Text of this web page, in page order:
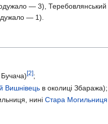
— 3),
— 1).
Бучача)[2];
Вишнівець в околиці Збаража);
ниніСтара Могильниця